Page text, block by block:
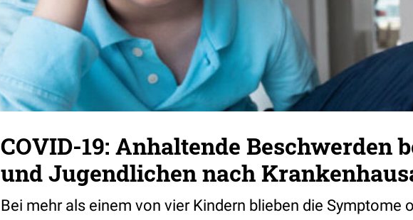
COVID-19: Anhaltende Beschwerden
und Jugendlichen nach
Bei mehr als einem von vier Kindern blieben die Symptome